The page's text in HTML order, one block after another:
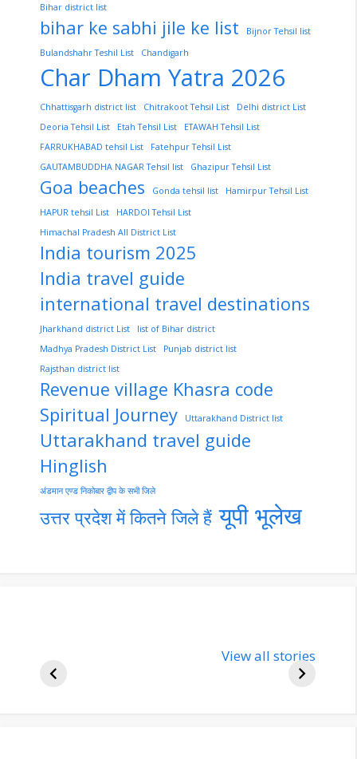
Bihar district list
bihar ke sabhi jile ke list
Bijnor Tehsil list
Bulandshahr Teshil List
Chandigarh
Char Dham Yatra 2026
Chhattisgarh district list Chitrakoot Tehsil List
Delhi district List
Deoria Tehsil List
Etah Tehsil List
ETAWAH Tehsil List
FARRUKHABAD tehsil List
Fatehpur Tehsil List
GAUTAMBUDDHA NAGAR Tehsil list
Ghazipur Tehsil List
Goa beaches Gonda tehsil list
Hamirpur Tehsil List
HAPUR tehsil List
HARDOI Tehsil List
Himachal Pradesh All District List
India tourism 2025
India travel guide
international travel destinations
Jharkhand district List
list of Bihar district
Madhya Pradesh District List
Punjab district list
Rajsthan district list
Revenue village Khasra code
Spiritual Journey
Uttarakhand District list
Uttarakhand travel guide
Hinglish
अंडमान एण्ड निकोबार द्वीप के सभी जिले
उत्तर प्रदेश में कितने जिले हैं यूपी भूलेख
bjp-india-
about
View all stories